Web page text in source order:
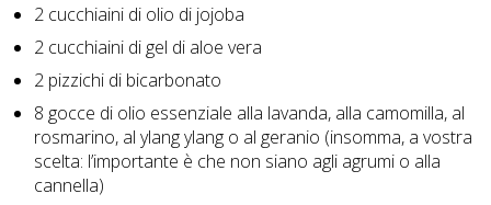
2 cucchiaini di olio di jojoba
2 cucchiaini di gel di aloe vera
2 pizzichi di bicarbonato
8 gocce di olio essenziale alla lavanda, alla camomilla, al
rosmarino, al ylang ylang o al geranio (insomma, a vostra
scelta: l’importante è che non siano agli agrumi o alla
cannella)